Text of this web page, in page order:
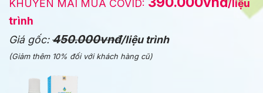
KHUYẾN MÃI MÙA COVID:
/liệu
trình
Giá gốc:450.000vnđ/liệu trình
(Giảm thêm 10% đối với khách hàng cũ)